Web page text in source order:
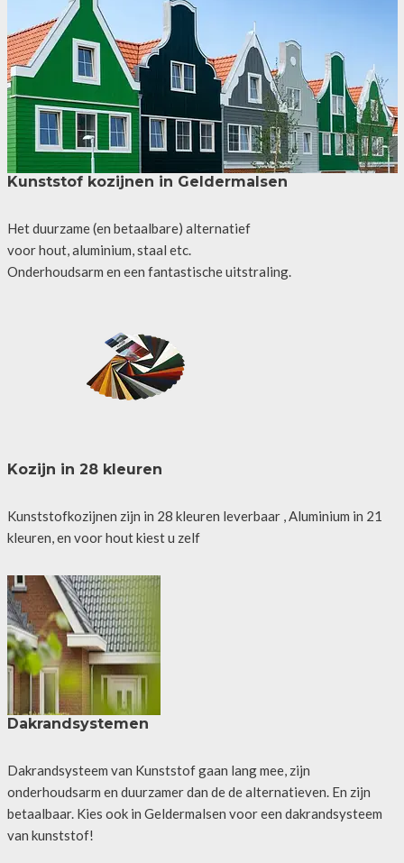
Kunststof kozijnen in Geldermalsen
Het duurzame (en betaalbare) alternatief
voor hout, aluminium, staal etc.
Onderhoudsarm en een fantastische uitstraling.
Kozijn in 28 kleuren
Kunststofkozijnen zijn in 28 kleuren leverbaar , Aluminium in 21
kleuren, en voor hout kiest u zelf
Dakrandsystemen
Dakrandsysteem van Kunststof gaan lang mee, zijn
onderhoudsarm en duurzamer dan de de alternatieven. En zijn
betaalbaar. Kies ook in Geldermalsen voor een dakrandsysteem
van kunststof!